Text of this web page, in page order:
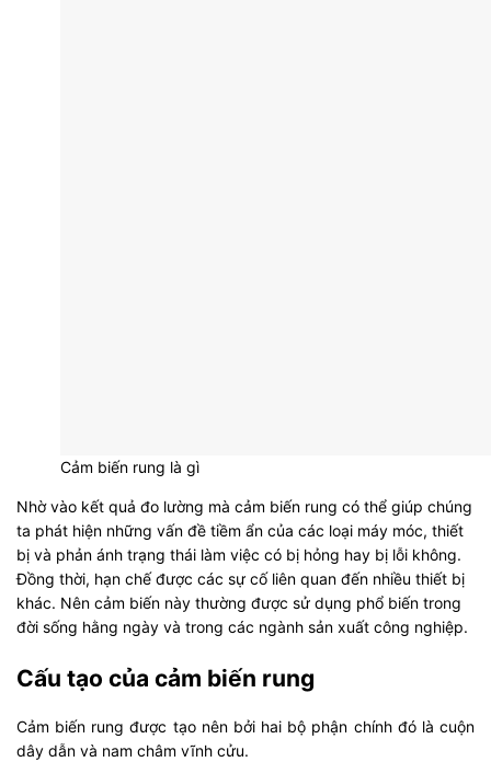
Cảm biến rung là gì
Nhờ vào kết quả đo lường mà cảm biến rung có thể giúp chúng
ta phát hiện những vấn đề tiềm ẩn của các loại máy móc, thiết
bị và phản ánh trạng thái làm việc có bị hỏng hay bị lỗi không.
Đồng thời, hạn chế được các sự cố liên quan đến nhiều thiết bị
khác. Nên cảm biến này thường được sử dụng phổ biến trong
đời sống hằng ngày và trong các ngành sản xuất công nghiệp.
Cấu tạo của cảm biến rung
Cảm biến rung được tạo nên bởi hai bộ phận chính đó là cuộn
dây dẫn và nam châm vĩnh cửu.